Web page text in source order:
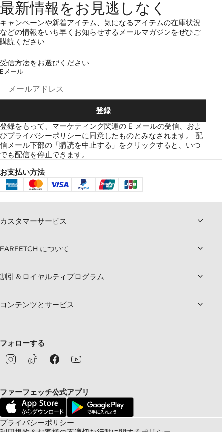
最新情報をお見逃しなく
キャンペーンや新着アイテム、気になるアイテムの在庫状況
などの情報をいち早くお知らせするメールマガジンをぜひご
購読ください
受信方法をお選びください
Eメール
登録
登録をもって、マーケティング関連の E メールの受信、およ
びプライバシーポリシーに同意したものとみなされます。 配
信メール下部の「購読を中止する」をクリックすると、いつ
でも配信を停止できます。
お支払い方法
カスタマーサービス
FARFETCH について
割引＆ロイヤルティプログラム
コンテンツとサービス
フォローする
ファーフェッチ公式アプリ
プライバシーポリシー